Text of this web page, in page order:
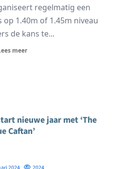
regelmatig een
1.40m of 1.45m niveau
de kans te...
meer
nieuwe jaar met ‘The
Caftan’